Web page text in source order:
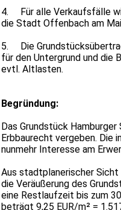
4.
Für alle Verkaufsfälle
die Stadt Offenbach am
5.
Die
für den Untergrund und die
evtl. Altlasten.
Begründung:
Das Grundstück
Erbbaurecht vergeben. Die
nunmehr Interesse am
Aus stadtplanerischer
die Veräußerung des
eine Restlaufzeit bis zum
beträgt 9,25 EUR/m² =